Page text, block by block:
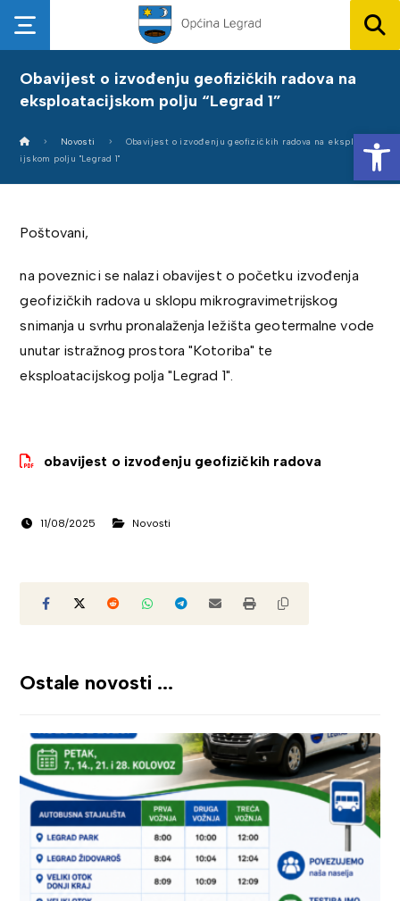
Obavijest o izvođenju geofizičkih radova na
eksploatacijskom polju “Legrad 1”
Novosti
Obavijest o izvođenju geofizičkih radova na eksploatac
ijskom polju "Legrad 1"
Poštovani,
na poveznici se nalazi obavijest o početku izvođenja
geofizičkih radova u sklopu mikrogravimetrijskog
snimanja u svrhu pronalaženja ležišta geotermalne vode
unutar istražnog prostora "Kotoriba" te
eksploatacijskog polja "Legrad 1".
obavijest o izvođenju geofizičkih radova
11/08/2025 Novosti
Ostale novosti ...